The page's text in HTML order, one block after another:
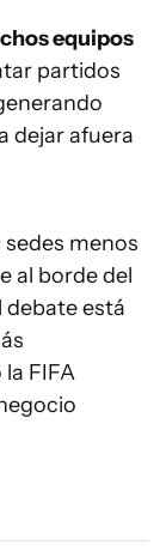
equipos
partidos
dejar afuera
menos
al borde del
debate está
FIFA